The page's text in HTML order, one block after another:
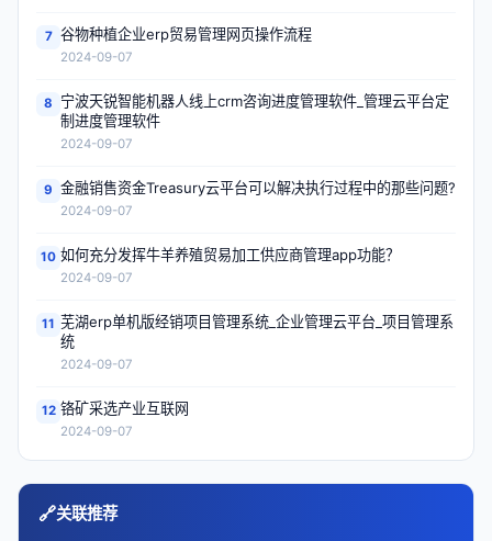
7 谷物种植企业erp贸易管理网页操作流程
2024-09-07
8
宁波天锐智能机器人线上crm咨询进度管理软件_管理云平台定
制进度管理软件
2024-09-07
9 金融销售资金Treasury云平台可以解决执行过程中的那些问题?
2024-09-07
10 如何充分发挥牛羊养殖贸易加工供应商管理app功能？
2024-09-07
11 芜湖erp单机版经销项目管理系统_企业管理云平台_项目管理系
统
2024-09-07
12 铬矿采选产业互联网
2024-09-07
🔗关联推荐